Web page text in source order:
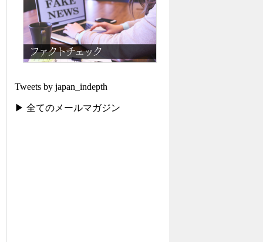
Tweets by japan_indepth
▶ 全てのメールマガジン